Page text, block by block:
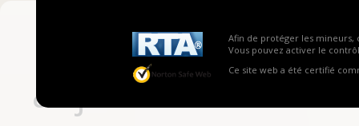
Afin de protéger les mineurs,
Vous pouvez activer le
Ce site web a été certifié
Pas encore
aujourd'hui